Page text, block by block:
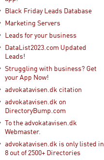
Black Friday Leads Database
Marketing Servers
Leads for your business
DataList2023.com Updated
Leads!
Struggling with business? Get
your App Now!
advokatavisen.dk citation
advokatavisen.dk on
DirectoryBump.com
To the advokatavisen.dk
Webmaster.
advokatavisen.dk is only listed in
8 out of 2500+ Directories